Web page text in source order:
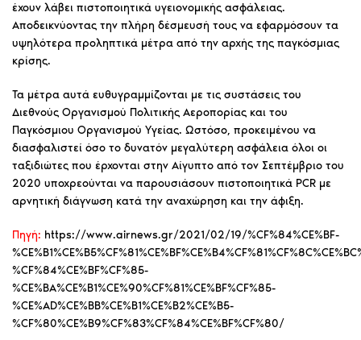
έχουν λάβει πιστοποιητικά υγειονομικής ασφάλειας.
Αποδεικνύοντας την πλήρη δέσμευσή τους να εφαρμόσουν τα
υψηλότερα προληπτικά μέτρα από την αρχής της παγκόσμιας
κρίσης.
Τα μέτρα αυτά ευθυγραμμίζονται με τις συστάσεις του
Διεθνούς Οργανισμού Πολιτικής Αεροπορίας και του
Παγκόσμιου Οργανισμού Υγείας. Ωστόσο, προκειμένου να
διασφαλιστεί όσο το δυνατόν μεγαλύτερη ασφάλεια όλοι οι
ταξιδιώτες που έρχονται στην Αίγυπτο από τον Σεπτέμβριο του
2020 υποχρεούνται να παρουσιάσουν πιστοποιητικά PCR με
αρνητική διάγνωση κατά την αναχώρηση και την άφιξη.
Πηγή: https://www.airnews.gr/2021/02/19/%CF%84%CE%BF-
%CF%84%CE%BF%CF%85-
%CE%BA%CE%B1%CE%90%CF%81%CE%BF%CF%85-
%CE%AD%CE%BB%CE%B1%CE%B2%CE%B5-
%CF%80%CE%B9%CF%83%CF%84%CE%BF%CF%80/